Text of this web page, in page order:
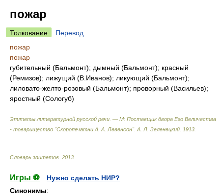
пожар
Толкование
Перевод
пожар
пожар
губительный (Бальмонт); дымный (Бальмонт); красный
(Ремизов); лижущий (В.Иванов); ликующий (Бальмонт);
лиловато-желто-розовый (Бальмонт); проворный (Васильев);
яростный (Сологуб)
Эпитеты литературной русской речи. — М: Поставщик двора Его Величества
- товарищество "Скоропечатни А. А. Левенсон". А. Л. Зеленецкий 1913
Словарь эпитетов 2013
Игры ⚽
Нужно сделать НИР?
Синонимы: